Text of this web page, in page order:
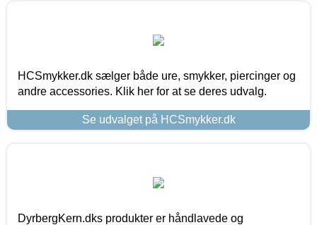
HCSmykker.dk sælger både ure, smykker, piercinger og
andre accessories. Klik her for at se deres udvalg.
Se udvalget på HCSmykker.dk
DyrbergKern.dks produkter er håndlavede og